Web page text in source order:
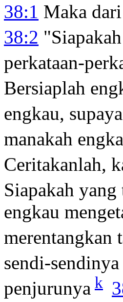
38:1 Maka
38:2
perkataan-
Bersiaplah
engkau,
manakah
Ceritakanlah,
Siapakah
engkau
merentangkan
sendi-
penjurunya k